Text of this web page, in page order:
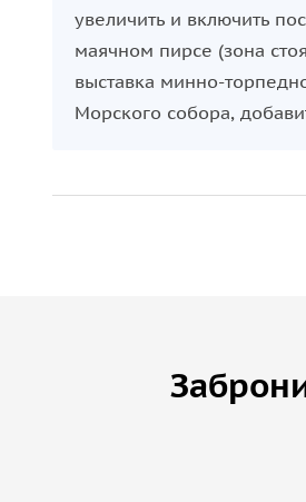
увеличить и включить
маячном пирсе (зона
выставка минно-
Морского собора,